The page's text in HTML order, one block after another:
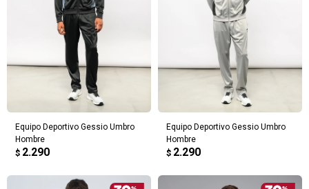
Equipo Deportivo Gessio Umbro
Hombre
$ 2.290
Equipo Deportivo Gessio Umbro
Hombre
$ 2.290